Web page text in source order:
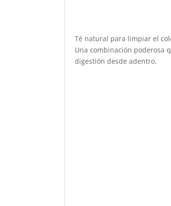
Té natural para limpiar el
Una combinación poderosa
digestión desde adentro.